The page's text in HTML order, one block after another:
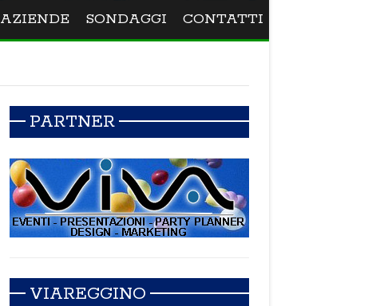
AZIENDE SONDAGGI CONTATTI
PARTNER
VIAREGGINO